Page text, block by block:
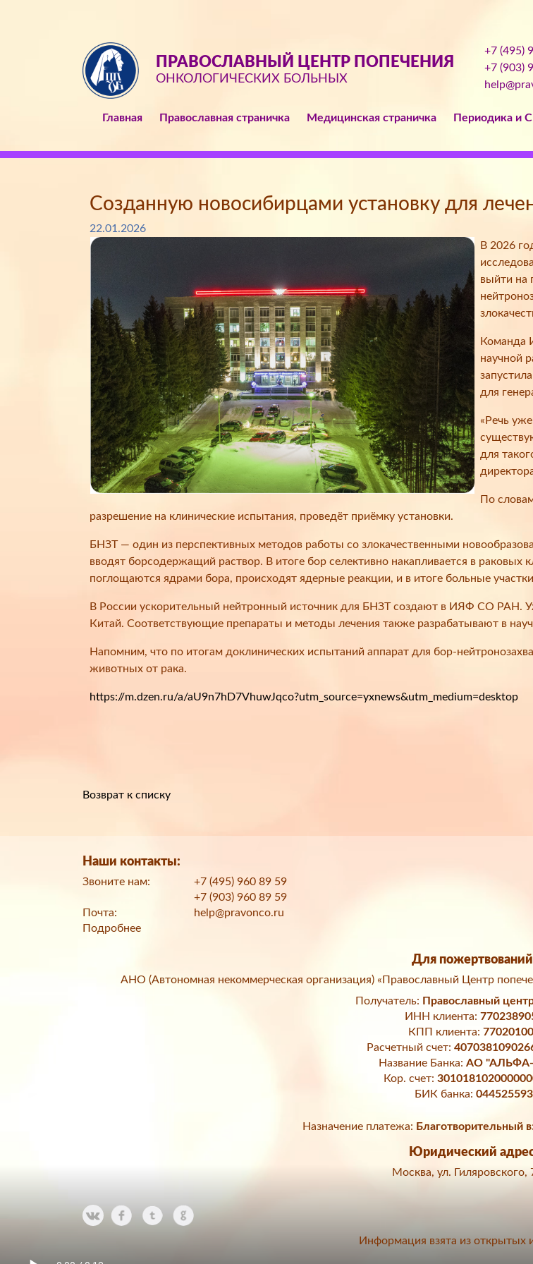
ПРАВОСЛАВНЫЙ ЦЕНТР ПОПЕЧЕНИЯ
ОНКОЛОГИЧЕСКИХ БОЛЬНЫХ
+7 (495)
+7 (903)
Главная Православная страничка Медицинская страничка Периодика и
Созданную новосибирцами установку для
22.01.2026
В 2026
выйти на
Команда
научной
для
«Речь
для
По
разрешение на клинические испытания, проведёт приёмку установки.
БНЗТ — один из перспективных методов работы со злокачественными
вводят борсодержащий раствор. В итоге бор селективно накапливается в
поглощаются ядрами бора, происходят ядерные реакции, и в итоге больные
В России ускорительный нейтронный источник для БНЗТ создают в ИЯФ СО РАН.
Китай. Соответствующие препараты и методы лечения также разрабатывают в
Напомним, что по итогам доклинических испытаний аппарат для бор-
животных от рака.
https://m.dzen.ru/a/aU9n7hD7VhuwJqco?utm_source=yxnews&utm_medium=desktop
Возврат к списку
Наши контакты:
Звоните нам:
+7 (495) 960 89 59
+7 (903) 960 89 59
Почта:
help@pravonco.ru
Подробнее
Для
АНО (Автономная некоммерческая организация) «Православный Центр
Получатель: Православный
ИНН клиента:
КПП клиента:
Расчетный счет:
Название Банка: АО
Кор. счет:
БИК банка: 044525593
Назначение платежа: Благотворительный
Юридический
Москва, ул. Гиляровского,
Информация взята из открытых